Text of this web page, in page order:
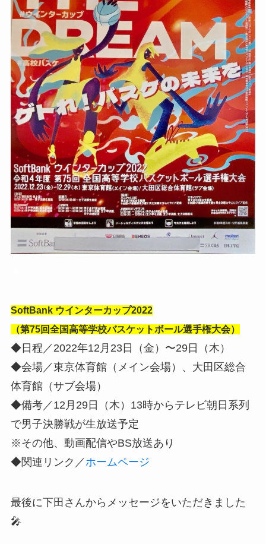
SoftBank ウインターカップ2022
（第75回全国高等学校バスケットボール選手権大会）
◆日程／2022年12月23日（金）〜29日（木）
◆会場／東京体育館（メイン会場）、大田区総合
体育館（サブ会場）
◆備考／12月29日（木）13時からテレビ朝日系列
で男子決勝戦が生放送予定
※その他、動画配信やBS放送あり
◆関連リンク／ホームページ
最後に下田さんからメッセージをいただきました
🎤